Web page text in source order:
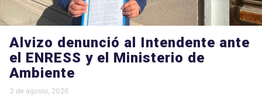
Alvizo denunció al Intendente ante
el ENRESS y el Ministerio de
Ambiente
3 de agosto, 2026